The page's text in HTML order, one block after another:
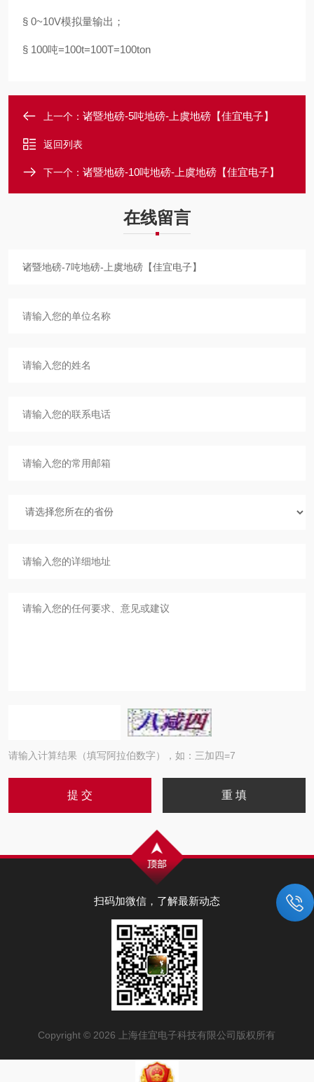
§ 0~10V模拟量输出；
§ 100吨=100t=100T=100ton
上一个： 诸暨地磅-5吨地磅-上虞地磅【佳宜电子】
返回列表
下一个： 诸暨地磅-10吨地磅-上虞地磅【佳宜电子】
在线留言
请输入计算结果（填写阿拉伯数字），如：三加四=7
扫码加微信，了解最新动态
Copyright © 2026 上海佳宜电子科技有限公司版权所有